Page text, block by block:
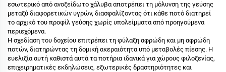
εσωτερικό από ανοξείδωτο χάλυβα αποτρέπει τη μόλυνση της γεύσης
μεταξύ διαφορετικών υγρών, διασφαλίζοντας ότι κάθε ποτό διατηρεί
το αρχικό του προφίλ γεύσης χωρίς υπολείμματα από προηγούμενα
περιεχόμενα.
Η σχεδίαση του δοχείου επιτρέπει τη φύλαξη αφρώδη και μη αφρώδη
ποτών, διατηρώντας τη δομική ακεραιότητα υπό μεταβολές πίεσης. Η
ευελιξία αυτή καθιστά αυτά τα ποτήρια ιδανικά για χώρους φιλοξενίας,
επιχειρηματικές εκδηλώσεις, εξωτερικές δραστηριότητες και